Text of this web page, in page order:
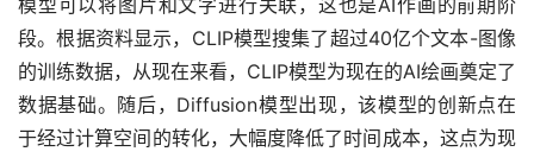
模型可以将图片和文字进行关联，这也是AI作画的前期阶
段。根据资料显示，CLIP模型搜集了超过40亿个文本-图像
的训练数据，从现在来看，CLIP模型为现在的AI绘画奠定了
数据基础。随后，Diffusion模型出现，该模型的创新点在
于经过计算空间的转化，大幅度降低了时间成本，这点为现